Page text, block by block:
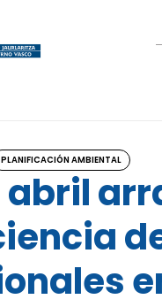
PLANIFICACIÓN AMBIENTAL
abril